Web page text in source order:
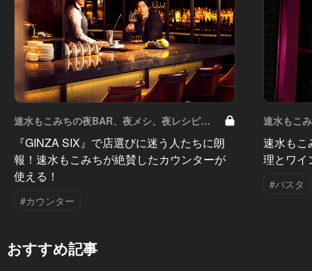
速水もこみちの夜BAR、夜メシ、夜レシピ
Vol.31
『GINZA SIX』で店選びに迷う人たちに朗
報！速水もこみちが絶賛したカウンターが
使える！
#カウンター
速水もこ
Vol.29
速水もこ
理とワイ
#パスタ
おすすめ記事